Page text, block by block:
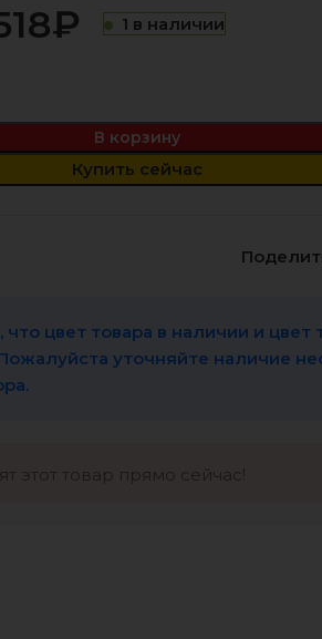
₽ 1 в наличии
В корзину
Купить сейчас
цвет товара в наличии и цвет
уточняйте наличие